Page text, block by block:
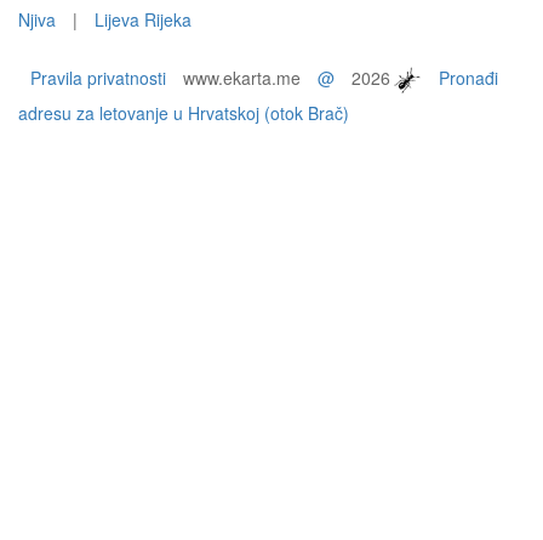
Njiva
| Lijeva Rijeka
Pravila privatnosti www.ekarta.me @ 2026
Pronađi
adresu za letovanje u Hrvatskoj (otok Brač)